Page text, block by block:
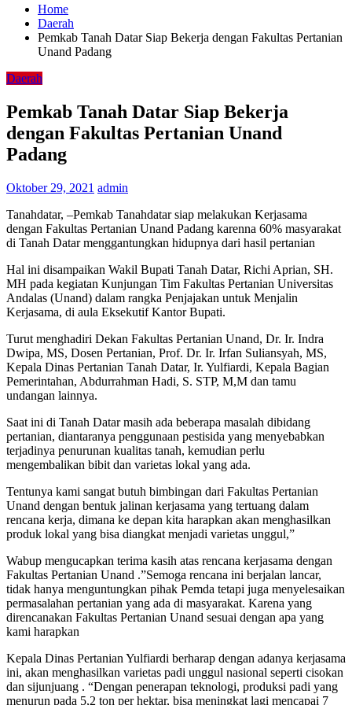
Home
Daerah
Pemkab Tanah Datar Siap Bekerja dengan Fakultas Pertanian
Unand Padang
Daerah
Pemkab Tanah Datar Siap Bekerja
dengan Fakultas Pertanian Unand
Padang
Oktober 29, 2021 admin
Tanahdatar, –Pemkab Tanahdatar siap melakukan Kerjasama
dengan Fakultas Pertanian Unand Padang karenna 60% masyarakat
di Tanah Datar menggantungkan hidupnya dari hasil pertanian
Hal ini disampaikan Wakil Bupati Tanah Datar, Richi Aprian, SH.
MH pada kegiatan Kunjungan Tim Fakultas Pertanian Universitas
Andalas (Unand) dalam rangka Penjajakan untuk Menjalin
Kerjasama, di aula Eksekutif Kantor Bupati.
Turut menghadiri Dekan Fakultas Pertanian Unand, Dr. Ir. Indra
Dwipa, MS, Dosen Pertanian, Prof. Dr. Ir. Irfan Suliansyah, MS,
Kepala Dinas Pertanian Tanah Datar, Ir. Yulfiardi, Kepala Bagian
Pemerintahan, Abdurrahman Hadi, S. STP, M,M dan tamu
undangan lainnya.
Saat ini di Tanah Datar masih ada beberapa masalah dibidang
pertanian, diantaranya penggunaan pestisida yang menyebabkan
terjadinya penurunan kualitas tanah, kemudian perlu
mengembalikan bibit dan varietas lokal yang ada.
Tentunya kami sangat butuh bimbingan dari Fakultas Pertanian
Unand dengan bentuk jalinan kerjasama yang tertuang dalam
rencana kerja, dimana ke depan kita harapkan akan menghasilkan
produk lokal yang bisa diangkat menjadi varietas unggul,”
Wabup mengucapkan terima kasih atas rencana kerjasama dengan
Fakultas Pertanian Unand .”Semoga rencana ini berjalan lancar,
tidak hanya menguntungkan pihak Pemda tetapi juga menyelesaikan
permasalahan pertanian yang ada di masyarakat. Karena yang
direncanakan Fakultas Pertanian Unand sesuai dengan apa yang
kami harapkan
Kepala Dinas Pertanian Yulfiardi berharap dengan adanya kerjasama
ini, akan menghasilkan varietas padi unggul nasional seperti cisokan
dan sijunjuang . “Dengan penerapan teknologi, produksi padi yang
menurun pada 5,2 ton per hektar, bisa meningkat lagi mencapai 7